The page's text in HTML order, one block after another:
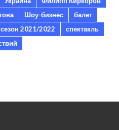
Шоу-бизнес
балет
сезон 2021/2022
спектакль